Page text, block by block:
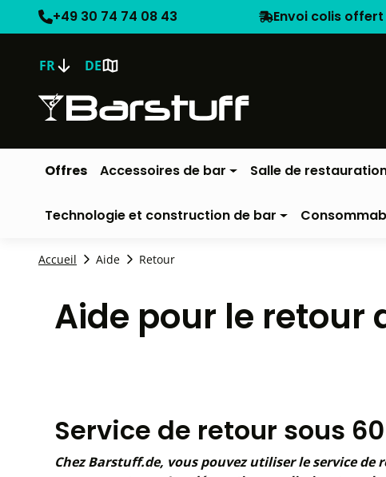
+49 30 74 74 08 43 Envoi colis
FR DE
Offres Accessoires de bar Salle de
Technologie et construction de bar
Accueil Aide Retour
Aide pour le retour
Service de retour sous
Chez Barstuff.de, vous pouvez utiliser le service